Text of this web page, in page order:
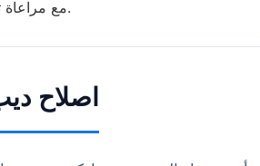
مع مراعاة توفير أفضل خدمات الدعم الفنى.
اصلاح